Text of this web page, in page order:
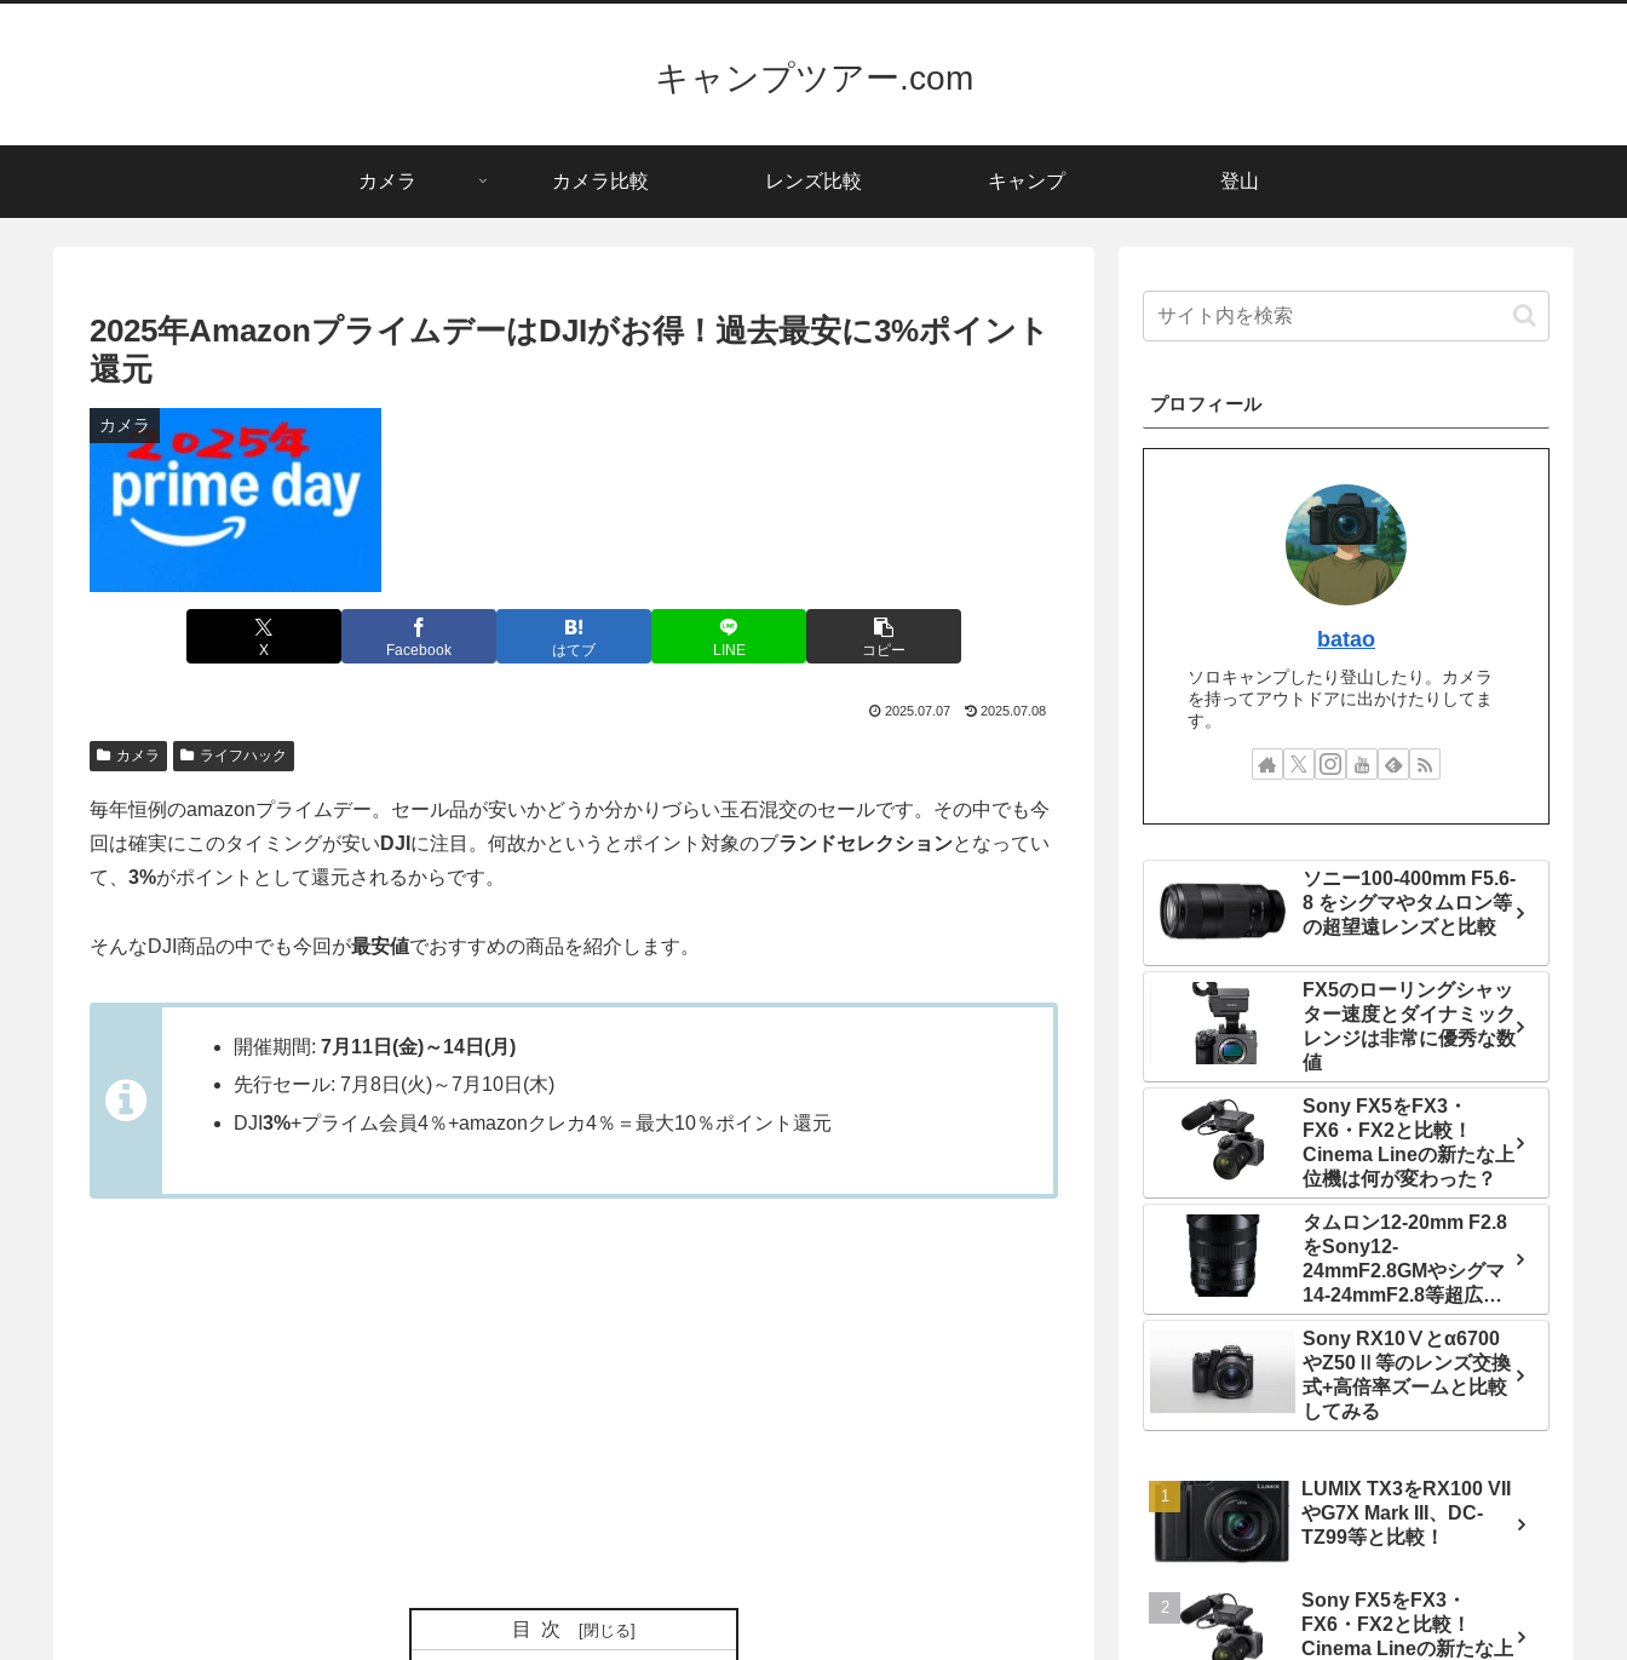
キャンプツアー.com
カメラ カメラ比較 レンズ比較 キャンプ 登山
2025年AmazonプライムデーはDJIがお得！過去最安に3%ポイント
還元
カメラ
X Facebook はてブ LINE コピー
2025.07.07 2025.07.08
カメラ ライフハック
毎年恒例のamazonプライムデー。セール品が安いかどうか分かりづらい玉石混交のセールです。その中でも今
回は確実にこのタイミングが安い DJI に注目。何故かというとポイント対象のブランドセレクションとなってい
て、 3%がポイントとして還元されるからです。
そんなDJI商品の中でも今回が最安値でおすすめの商品を紹介します。
開催期間:7月11日(金)～14日(月)
先行セール: 7月8日(火)～7月10日(木)
DJI3%+プライム会員4％+amazonクレカ4％＝最大10％ポイント還元
目次
プロフィール
batao
ソロキャンプしたり登山したり。カメラ
を持ってアウトドアに出かけたりしてま
す。
ソニー100-400mm F5.6-
8 をシグマやタムロン等
の超望遠レンズと比較
FX5のローリングシャッ
ター速度とダイナミック
レンジは非常に優秀な数
値
Sony FX5をFX3・
FX6・FX2と比較！
Cinema Lineの新たな上
位機は何が変わった？
タムロン12-20mm F2.8
をSony12-
24mmF2.8GMやシグマ
14-24mmF2.8等超広角
ズームレンズと比較！
Sony RX10Ⅴとα6700
やZ50Ⅱ等のレンズ交換
式+高倍率ズームと比較
してみる
LUMIX TX3をRX100 VII
やG7X Mark III、DC-
TZ99等と比較！
Sony FX5をFX3・
FX6・FX2と比較！
Cinema Lineの新たな上